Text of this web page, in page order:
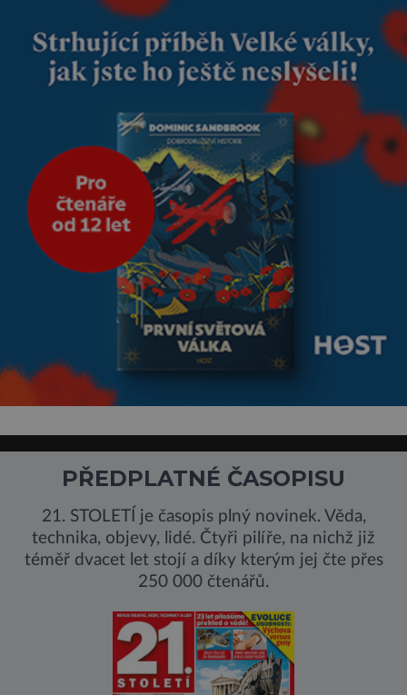
nás dali dohromady, Toník byl
dobře zaopatřený mladý muž.
Manželství nám oběma moc
nesvědčilo, brzy jsme zjistili, že
PŘEDPLATNÉ ČASOPISU
21. STOLETÍ je časopis plný novinek. Věda,
technika, objevy, lidé. Čtyři pilíře, na nichž již
téměř dvacet let stojí a díky kterým jej čte přes
250 000 čtenářů.